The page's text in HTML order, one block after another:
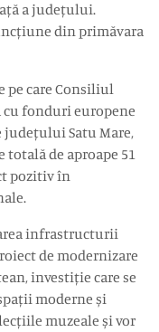
a județului.
din primăvara
pe care Consiliul
cu fonduri europene
Satu Mare,
de aproape 51
pozitiv în
infrastructurii
de modernizare
investiție care se
moderne și
muzeale și vor